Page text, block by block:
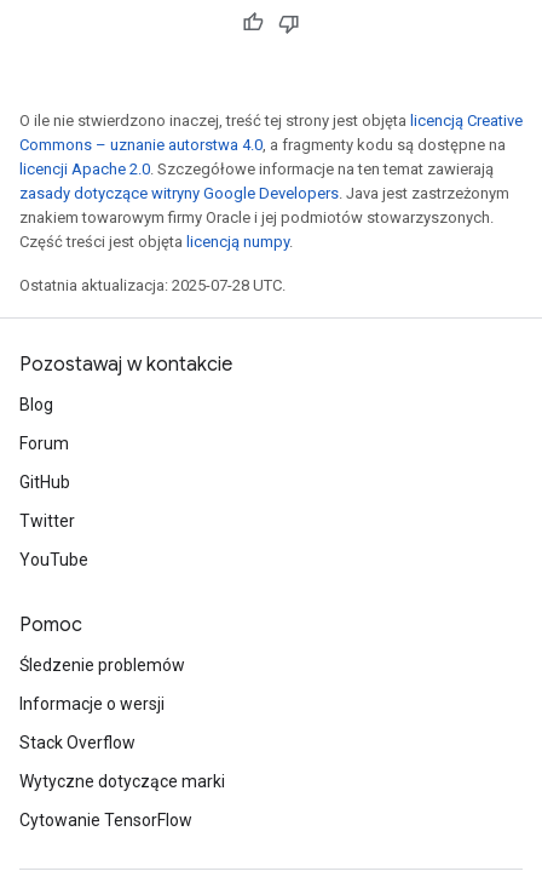
O ile nie stwierdzono inaczej, treść tej strony jest objęta licencją Creative
Commons – uznanie autorstwa 4.0, a fragmenty kodu są dostępne na
licencji Apache 2.0. Szczegółowe informacje na ten temat zawierają
zasady dotyczące witryny Google Developers. Java jest zastrzeżonym
znakiem towarowym firmy Oracle i jej podmiotów stowarzyszonych.
Część treści jest objęta licencją numpy.
Ostatnia aktualizacja: 2025-07-28 UTC.
Pozostawaj w kontakcie
Blog
Forum
GitHub
Twitter
YouTube
Pomoc
Śledzenie problemów
Informacje o wersji
Stack Overflow
Wytyczne dotyczące marki
Cytowanie TensorFlow